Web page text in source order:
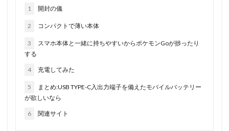
1 開封の儀
2 コンパクトで薄い本体
3
スマホ本体と一緒に持ちやすいからポケモンGoが捗ったり
する
4 充電してみた
5
まとめ:USB TYPE-C入出力端子を備えたモバイルバッテリー
が欲しいなら
6 関連サイト